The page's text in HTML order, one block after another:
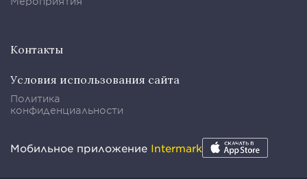
Контакты
Условия использования сайта
Политика
конфиденциальности
Мобильное приложение Intermark